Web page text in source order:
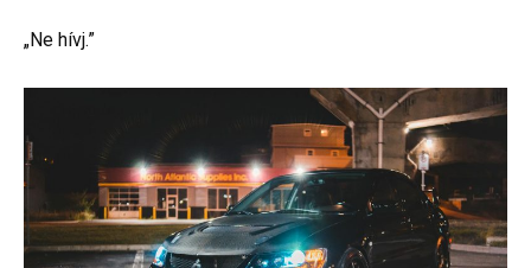
„Ne hívj.”